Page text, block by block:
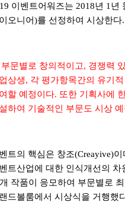
이벤트어워즈는 2018년 1 년
오니어)를 선정하여 시상한다.
부문별로 창의적이고, 경쟁력
상생, 각 평가항목간의 유기
할 예정이다. 또한 기획사에
하여 기술적인 부문도 시상
트의 핵심은 창조(Creayive)이
트산업에 대한 인식개선의
개 작품이 응모하여 부문별로
드볼룸에서 시상식을 거행했